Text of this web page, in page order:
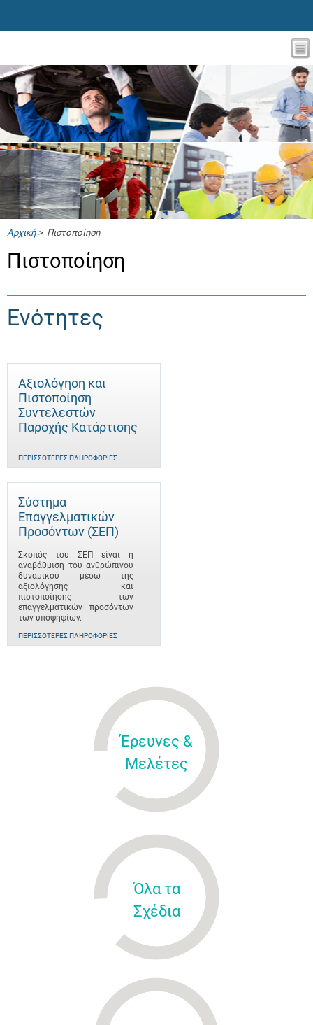
Αρχική> Πιστοποίηση
Πιστοποίηση
Ενότητες
Αξιολόγηση και
Πιστοποίηση
Συντελεστών
Παροχής Κατάρτισης
ΠΕΡΙΣΣΌΤΕΡΕΣ ΠΛΗΡΟΦΟΡΊΕΣ
Σύστημα
Επαγγελματικών
Προσόντων (ΣΕΠ)
Σκοπός του ΣΕΠ είναι η
αναβάθμιση του ανθρώπινου
δυναμικού μέσω της
αξιολόγησης και
πιστοποίησης των
επαγγελματικών προσόντων
των υποψηφίων.
ΠΕΡΙΣΣΌΤΕΡΕΣ ΠΛΗΡΟΦΟΡΊΕΣ
Έρευνες &
Μελέτες
Όλα τα
Σχέδια